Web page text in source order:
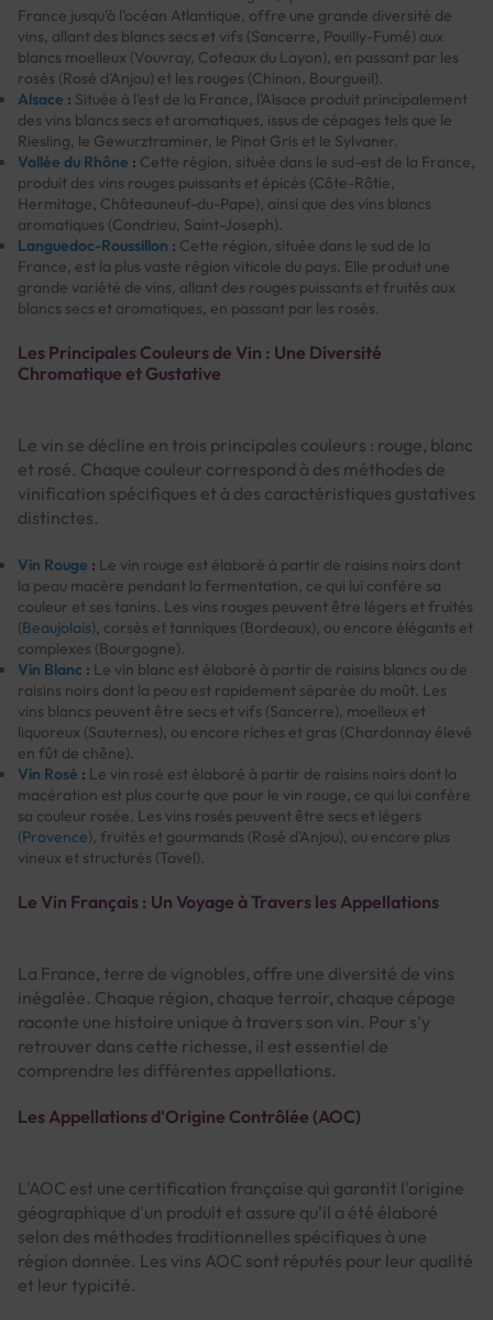
France jusqu'à l'océan Atlantique, offre une grande diversité de
vins, allant des blancs secs et vifs (Sancerre, Pouilly-Fumé) aux
blancs moelleux (Vouvray, Coteaux du Layon), en passant par les
rosés (Rosé d'Anjou) et les rouges (Chinon, Bourgueil).
Alsace : Située à l'est de la France, l'Alsace produit principalement
des vins blancs secs et aromatiques, issus de cépages tels que le
Riesling, le Gewurztraminer, le Pinot Gris et le Sylvaner.
Vallée du Rhône : Cette région, située dans le sud-est de la France,
produit des vins rouges puissants et épicés (Côte-Rôtie,
Hermitage, Châteauneuf-du-Pape), ainsi que des vins blancs
aromatiques (Condrieu, Saint-Joseph).
Languedoc-Roussillon : Cette région, située dans le sud de la
France, est la plus vaste région viticole du pays. Elle produit une
grande variété de vins, allant des rouges puissants et fruités aux
blancs secs et aromatiques, en passant par les rosés.
Les Principales Couleurs de Vin : Une Diversité
Chromatique et Gustative
Le vin se décline en trois principales couleurs : rouge, blanc
et rosé. Chaque couleur correspond à des méthodes de
vinification spécifiques et à des caractéristiques gustatives
distinctes.
Vin Rouge : Le vin rouge est élaboré à partir de raisins noirs dont
la peau macère pendant la fermentation, ce qui lui confère sa
couleur et ses tanins. Les vins rouges peuvent être légers et fruités
(Beaujolais), corsés et tanniques (Bordeaux), ou encore élégants et
complexes (Bourgogne).
Vin Blanc : Le vin blanc est élaboré à partir de raisins blancs ou de
raisins noirs dont la peau est rapidement séparée du moût. Les
vins blancs peuvent être secs et vifs (Sancerre), moelleux et
liquoreux (Sauternes), ou encore riches et gras (Chardonnay élevé
en fût de chêne).
Vin Rosé : Le vin rosé est élaboré à partir de raisins noirs dont la
macération est plus courte que pour le vin rouge, ce qui lui confère
sa couleur rosée. Les vins rosés peuvent être secs et légers
(Provence), fruités et gourmands (Rosé d'Anjou), ou encore plus
vineux et structurés (Tavel).
Le Vin Français : Un Voyage à Travers les Appellations
La France, terre de vignobles, offre une diversité de vins
inégalée. Chaque région, chaque terroir, chaque cépage
raconte une histoire unique à travers son vin. Pour s'y
retrouver dans cette richesse, il est essentiel de
comprendre les différentes appellations.
Les Appellations d'Origine Contrôlée (AOC)
L'AOC est une certification française qui garantit l'origine
géographique d'un produit et assure qu'il a été élaboré
selon des méthodes traditionnelles spécifiques à une
région donnée. Les vins AOC sont réputés pour leur qualité
et leur typicité.